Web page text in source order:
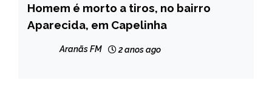
CAPELINHA
NOTÍCIAS
Homem é morto a tiros, no bairro
Aparecida, em Capelinha
Aranãs FM 2 anos ago